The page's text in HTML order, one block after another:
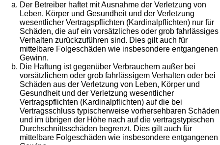
Der Betreiber haftet mit Ausnahme der Verletzung von
Leben, Körper und Gesundheit und der Verletzung
wesentlicher Vertragspflichten (Kardinalpflichten) nur für
Schäden, die auf ein vorsätzliches oder grob fahrlässiges
Verhalten zurückzuführen sind. Dies gilt auch für
mittelbare Folgeschäden wie insbesondere entgangenen
Gewinn.
Die Haftung ist gegenüber Verbrauchern außer bei
vorsätzlichem oder grob fahrlässigem Verhalten oder bei
Schäden aus der Verletzung von Leben, Körper und
Gesundheit und der Verletzung wesentlicher
Vertragspflichten (Kardinalpflichten) auf die bei
Vertragsschluss typischerweise vorhersehbaren Schäden
und im übrigen der Höhe nach auf die vertragstypischen
Durchschnittsschäden begrenzt. Dies gilt auch für
mittelbare Folgeschäden wie insbesondere entgangenen